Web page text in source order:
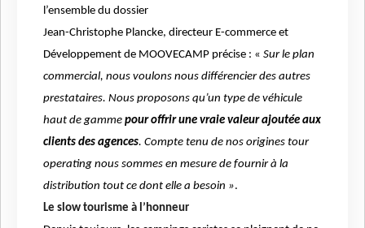
l’ensemble du dossier
Jean-Christophe Plancke, directeur E-commerce et
Développement de MOOVECAMP précise : « Sur le plan
commercial, nous voulons nous différencier des autres
prestataires. Nous proposons qu’un type de véhicule
haut de gamme pour offrir une vraie valeur ajoutée aux
clients des agences. Compte tenu de nos origines tour
operating nous sommes en mesure de fournir à la
distribution tout ce dont elle a besoin ».
Le slow tourisme à l’honneur